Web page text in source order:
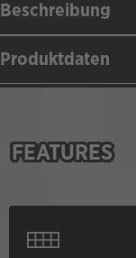
Beschreibung
Produktdaten
FEATURES